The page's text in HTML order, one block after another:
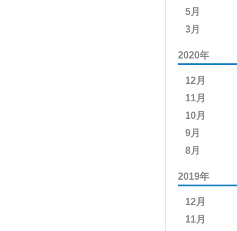
5月
3月
2020年
12月
11月
10月
9月
8月
2019年
12月
11月